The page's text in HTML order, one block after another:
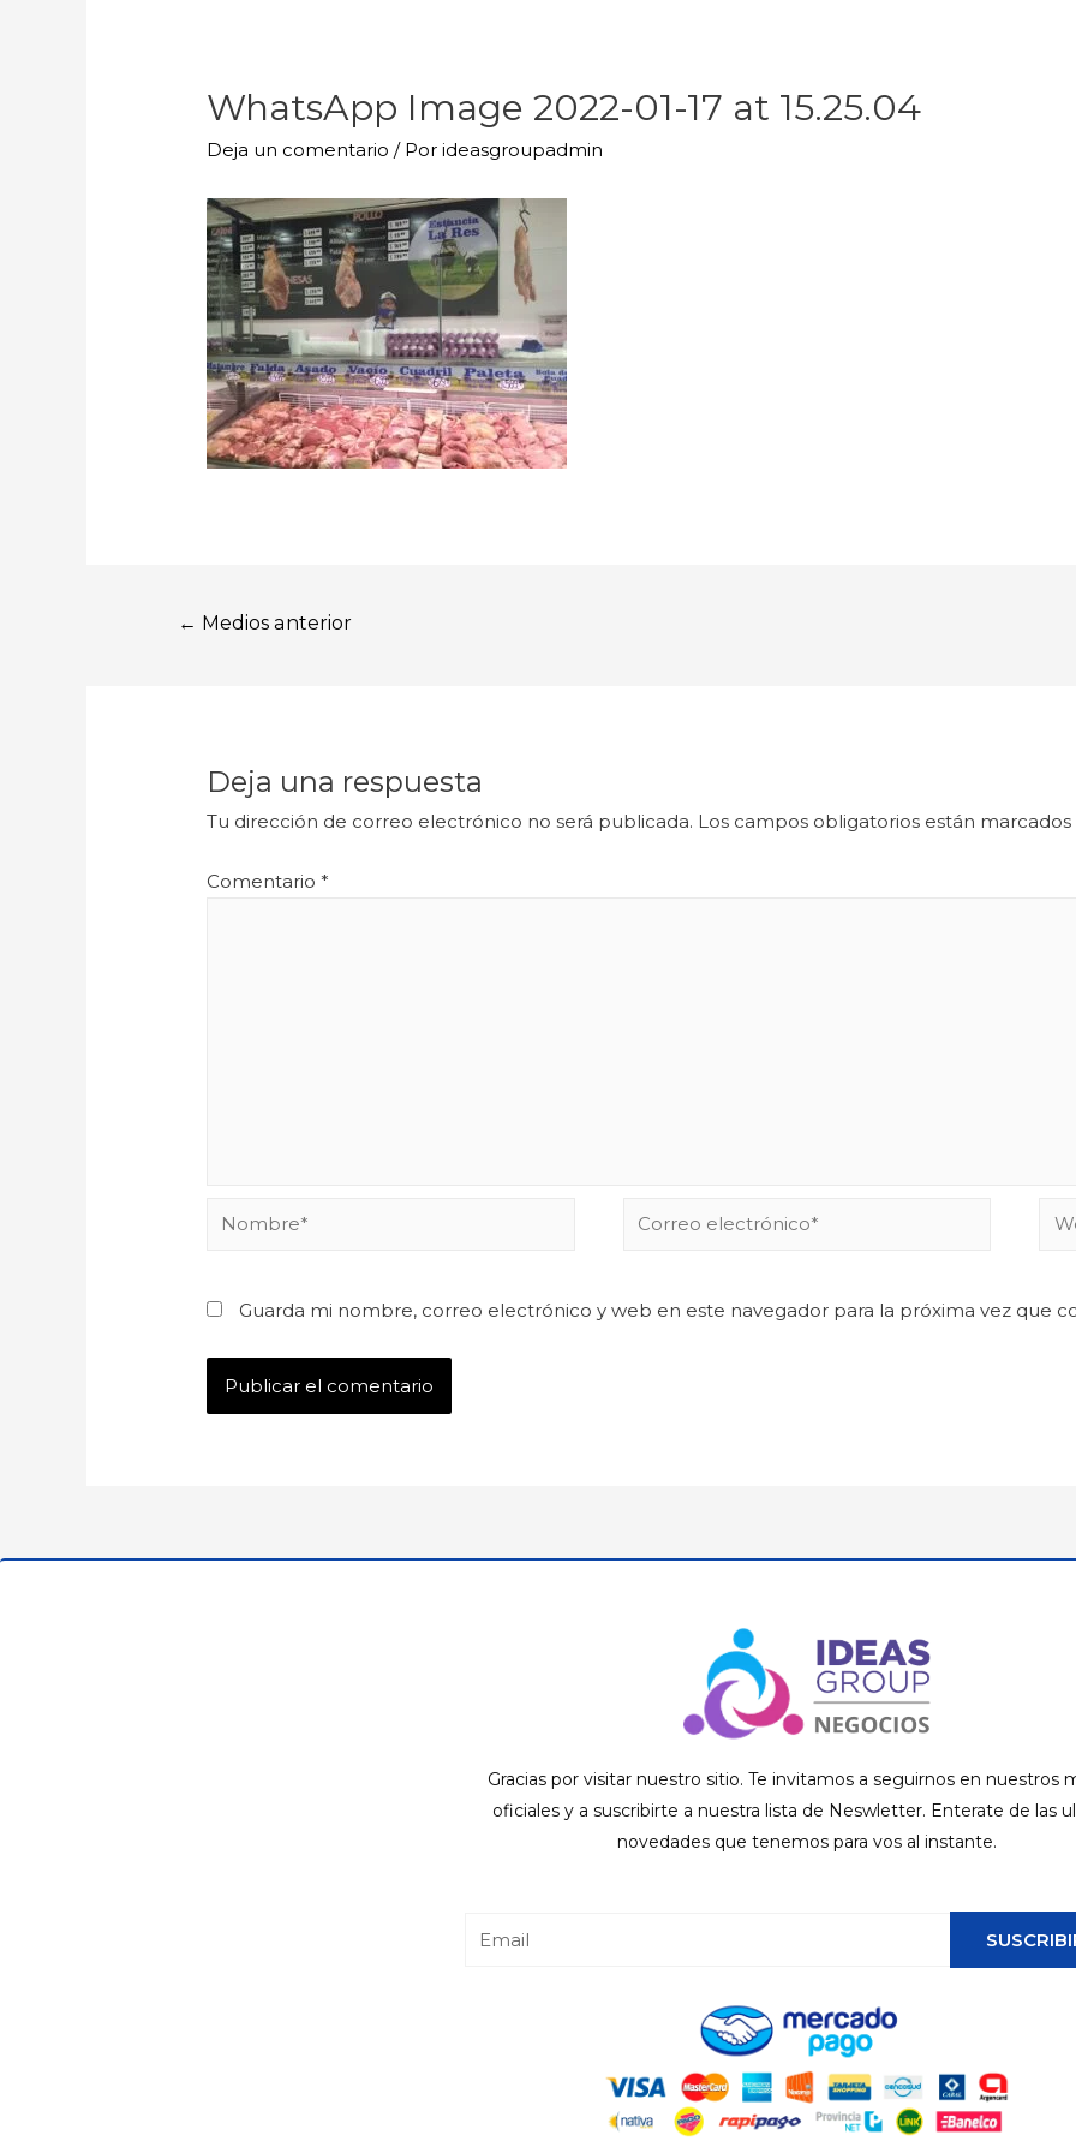
WhatsApp Image 2022-01-17 at 15.25.04
Deja un comentario / Porideasgroupadmin
← Medios anterior
Deja una respuesta
Tu dirección de correo electrónico no será publicada. Los campos obligatorios están
Comentario*
Guarda mi nombre, correo electrónico y web en este navegador para la próxima vez que
Gracias por visitar nuestro sitio. Te invitamos a seguirnos en nuestros
oficiales y a suscribirte a nuestra lista de Neswletter. Enterate de las
novedades que tenemos para vos al instante.